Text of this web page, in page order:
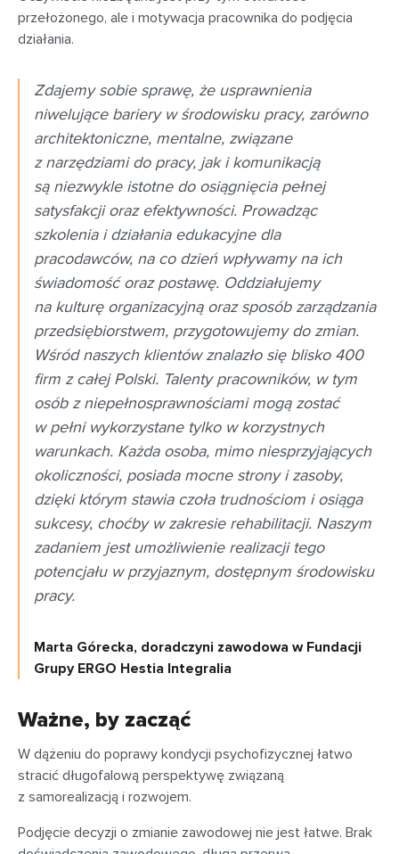
przełożonego, ale i motywacja pracownika do podjęcia
działania.
Zdajemy sobie sprawę, że usprawnienia
niwelujące bariery w środowisku pracy, zarówno
architektoniczne, mentalne, związane
z narzędziami do pracy, jak i komunikacją
są niezwykle istotne do osiągnięcia pełnej
satysfakcji oraz efektywności. Prowadząc
szkolenia i działania edukacyjne dla
pracodawców, na co dzień wpływamy na ich
świadomość oraz postawę. Oddziałujemy
na kulturę organizacyjną oraz sposób zarządzania
przedsiębiorstwem, przygotowujemy do zmian.
Wśród naszych klientów znalazło się blisko 400
firm z całej Polski. Talenty pracowników, w tym
osób z niepełnosprawnościami mogą zostać
w pełni wykorzystane tylko w korzystnych
warunkach. Każda osoba, mimo niesprzyjających
okoliczności, posiada mocne strony i zasoby,
dzięki którym stawia czoła trudnościom i osiąga
sukcesy, choćby w zakresie rehabilitacji. Naszym
zadaniem jest umożliwienie realizacji tego
potencjału w przyjaznym, dostępnym środowisku
pracy.
Marta Górecka, doradczyni zawodowa w Fundacji
Grupy ERGO Hestia Integralia
Ważne, by zacząć
W dążeniu do poprawy kondycji psychofizycznej łatwo
stracić długofalową perspektywę związaną
z samorealizacją i rozwojem.
Podjęcie decyzji o zmianie zawodowej nie jest łatwe. Brak